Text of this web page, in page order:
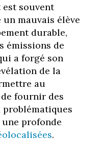
souvent
mauvais élève
durable,
émissions de
a forgé son
de la
au
de fournir des
profonde
.